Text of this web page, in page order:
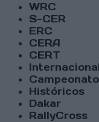
WRC
S-CER
ERC
CERA
CERT
Históricos
Dakar
RallyCross